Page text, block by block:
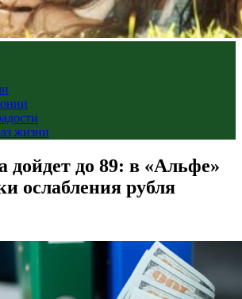
жизни
дойдет до 89: в «Альфе»
ослабления рубля